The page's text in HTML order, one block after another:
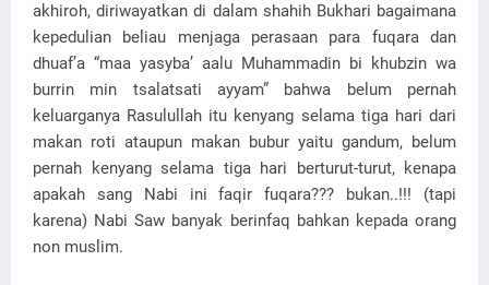
akhiroh, diriwayatkan di dalam shahih Bukhari bagaimana
kepedulian beliau menjaga perasaan para fuqara dan
dhuaf’a “maa yasyba’ aalu Muhammadin bi khubzin wa
burrin min tsalatsati ayyam” bahwa belum pernah
keluarganya Rasulullah itu kenyang selama tiga hari dari
makan roti ataupun makan bubur yaitu gandum, belum
pernah kenyang selama tiga hari berturut-turut, kenapa
apakah sang Nabi ini faqir fuqara??? bukan..!!! (tapi
karena) Nabi Saw banyak berinfaq bahkan kepada orang
non muslim.